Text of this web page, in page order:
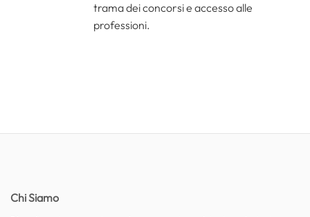
trama dei concorsi e accesso alle
professioni.
Chi Siamo